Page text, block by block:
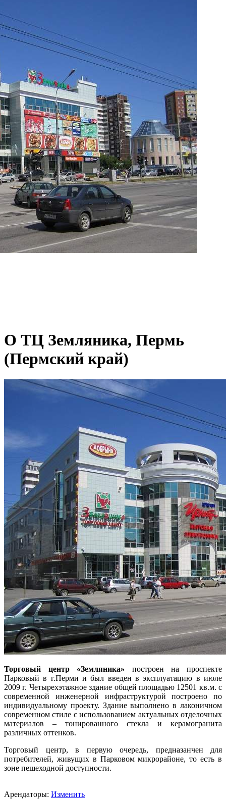
Этажность:
4 этажа + цоколь
Посещаемость:
Время работы ТЦ:
О ТЦ Земляника, Пермь
(Пермский край)
Торговый центр «Земляника» построен на проспекте
Парковый в г.Перми и был введен в эксплуатацию в июле
2009 г. Четырехэтажное здание общей площадью 12501 кв.м. с
современной инженерной инфраструктурой построено по
индивидуальному проекту. Здание выполнено в лаконичном
современном стиле с использованием актуальных отделочных
материалов – тонированного стекла и керамогранита
различных оттенков.
Торговый центр, в первую очередь, предназанчен для
потребителей, живущих в Парковом микрорайоне, то есть в
зоне пешеходной доступности.
Арендаторы: Изменить